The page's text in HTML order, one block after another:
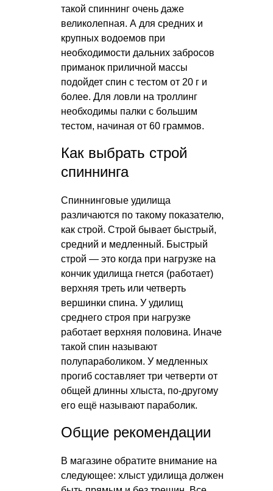
такой спиннинг очень даже
великолепная. А для средних и
крупных водоемов при
необходимости дальних забросов
приманок приличной массы
подойдет спин с тестом от 20 г и
более. Для ловли на троллинг
необходимы палки с большим
тестом, начиная от 60 граммов.
Как выбрать строй
спиннинга
Спиннинговые удилища
различаются по такому показателю,
как строй. Строй бывает быстрый,
средний и медленный. Быстрый
строй — это когда при нагрузке на
кончик удилища гнется (работает)
верхняя треть или четверть
вершинки спина. У удилищ
среднего строя при нагрузке
работает верхняя половина. Иначе
такой спин называют
полупараболиком. У медленных
прогиб составляет три четверти от
общей длинны хлыста, по-другому
его ещё называют параболик.
Общие рекомендации
В магазине обратите внимание на
следующее: хлыст удилища должен